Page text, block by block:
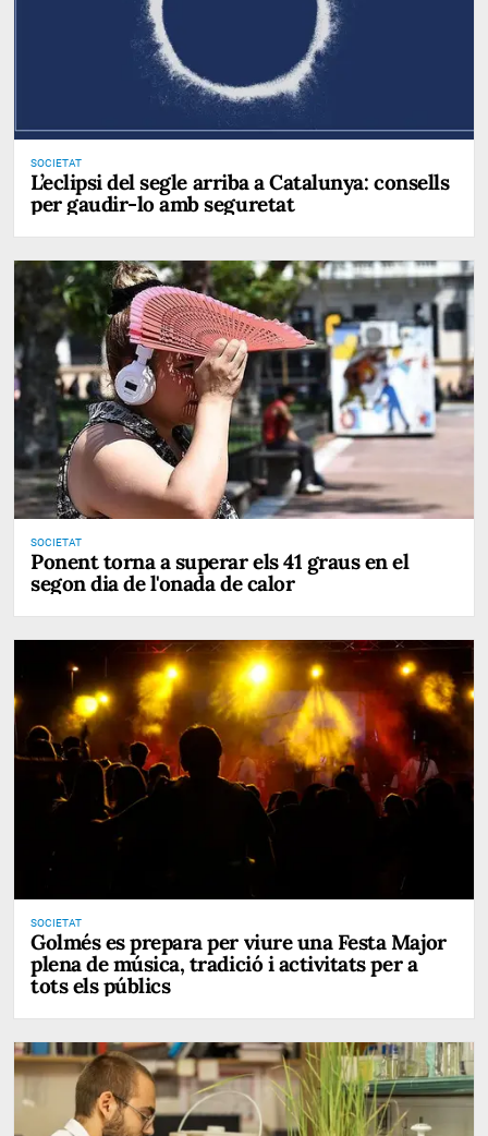
SOCIETAT
L’eclipsi del segle arriba a Catalunya: consells
per gaudir-lo amb seguretat
SOCIETAT
Ponent torna a superar els 41 graus en el
segon dia de l'onada de calor
SOCIETAT
Golmés es prepara per viure una Festa Major
plena de música, tradició i activitats per a
tots els públics